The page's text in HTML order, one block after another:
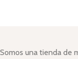
Somos una tienda de